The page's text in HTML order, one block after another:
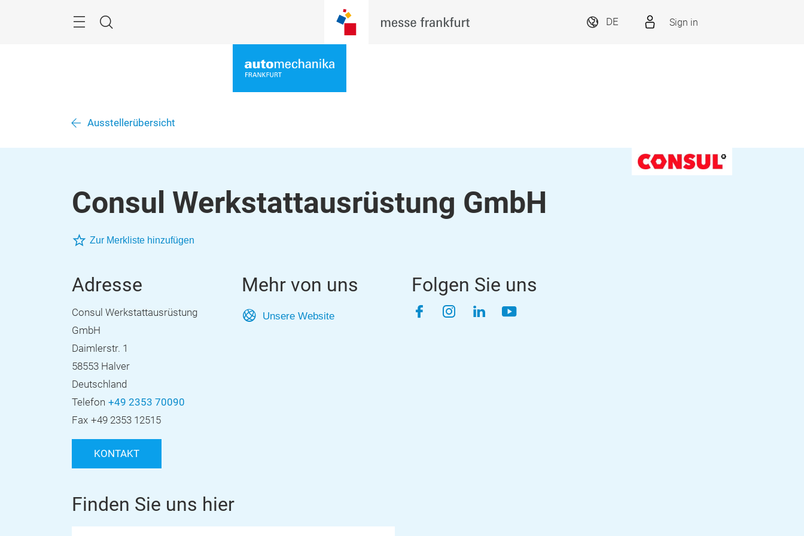
Suche
DE Sign in
Ausstellerübersicht
Consul Werkstattausrüstung GmbH
Zur Merkliste hinzufügen
Adresse
Consul Werkstattausrüstung
GmbH
Daimlerstr. 1
58553 Halver
Deutschland
Telefon +49 2353 70090
Fax +49 2353 12515
KONTAKT
Mehr von uns
Unsere Website
Folgen Sie uns
Facebook
Instagram
LinkedInYouTube
Finden Sie uns hier